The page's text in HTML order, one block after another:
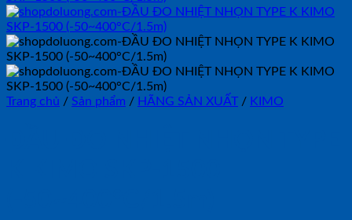
Trang chủ / Sản phẩm / HÃNG SẢN XUẤT / KIMO